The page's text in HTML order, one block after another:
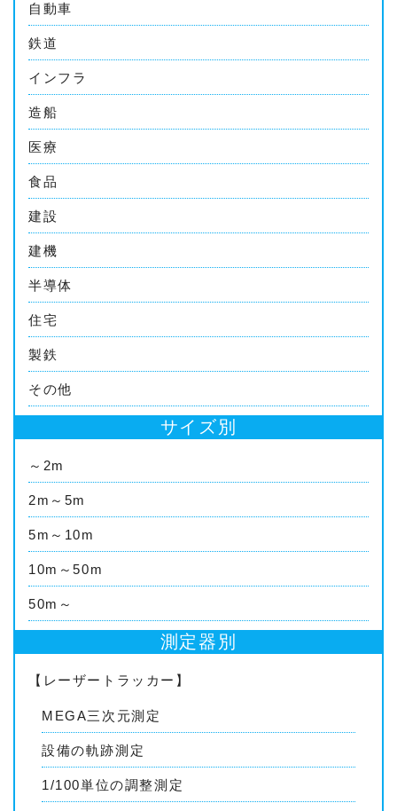
自動車
鉄道
インフラ
造船
医療
食品
建設
建機
半導体
住宅
製鉄
その他
サイズ別
～2m
2m～5m
5m～10m
10m～50m
50m～
測定器別
【レーザートラッカー】
MEGA三次元測定
設備の軌跡測定
1/100単位の調整測定